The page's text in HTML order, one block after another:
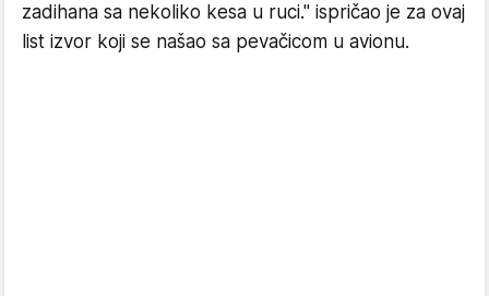
zadihana sa nekoliko kesa u ruci." ispričao je za ovaj
list izvor koji se našao sa pevačicom u avionu.